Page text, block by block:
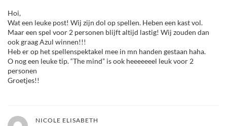
Hoi,
Wat een leuke post! Wij zijn dol op spellen. Heben een kast vol.
Maar een spel voor 2 personen blijft altijd lastig! Wij zouden dan
ook graag Azul winnen!!!
Heb er op het spellenspektakel mee in mn handen gestaan haha.
O nog een leuke tip. “The mind” is ook heeeeeeel leuk voor 2
personen
Groetjes!!
NICOLE ELISABETH